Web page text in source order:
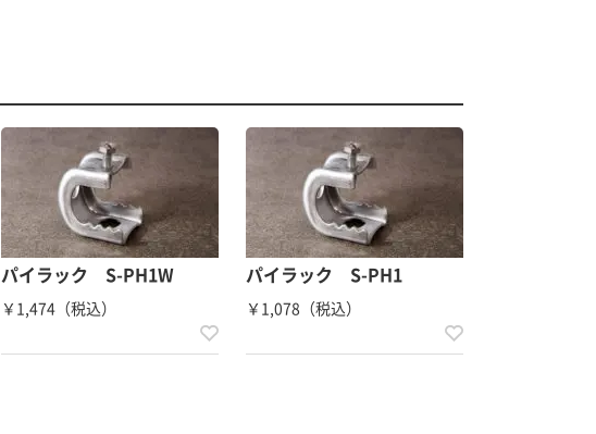
パイラック S-PH1W
￥1,474（税込）
パイラック S-PH1
￥1,078（税込）